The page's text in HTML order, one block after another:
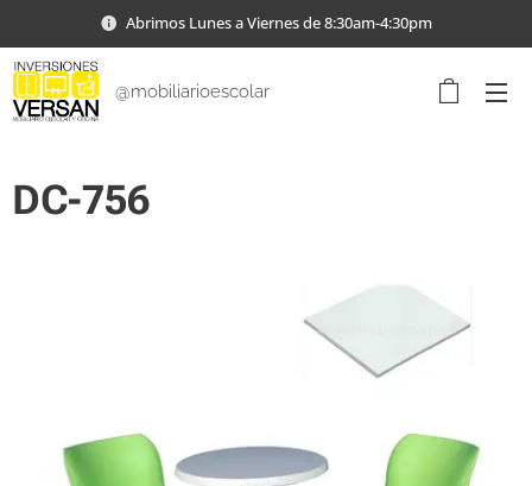
Abrimos Lunes a Viernes de 8:30am-4:30pm
@mobiliarioescolar
DC-756